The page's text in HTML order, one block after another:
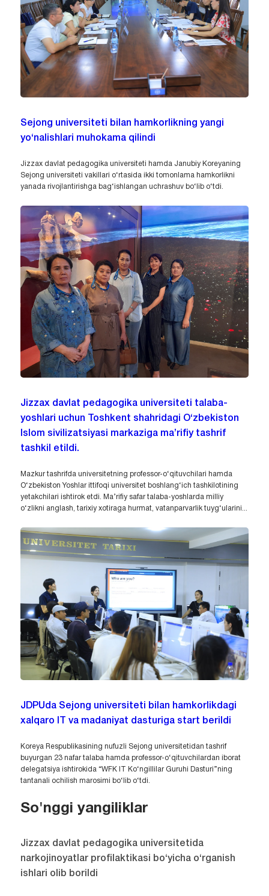
Sejong universiteti bilan hamkorlikning yangi
yo‘nalishlari muhokama qilindi
Jizzax davlat pedagogika universiteti hamda Janubiy Koreyaning
Sejong universiteti vakillari o‘rtasida ikki tomonlama hamkorlikni
yanada rivojlantirishga bag‘ishlangan uchrashuv bo‘lib o‘tdi.
Jizzax davlat pedagogika universiteti talaba-
yoshlari uchun Toshkent shahridagi O‘zbekiston
Islom sivilizatsiyasi markaziga ma’rifiy tashrif
tashkil etildi.
Mazkur tashrifda universitetning professor-o‘qituvchilari hamda
O‘zbekiston Yoshlar ittifoqi universitet boshlang‘ich tashkilotining
yetakchilari ishtirok etdi. Ma’rifiy safar talaba-yoshlarda milliy
o‘zlikni anglash, tarixiy xotiraga hurmat, vatanparvarlik tuyg‘ularini...
JDPUda Sejong universiteti bilan hamkorlikdagi
xalqaro IT va madaniyat dasturiga start berildi
Koreya Respublikasining nufuzli Sejong universitetidan tashrif
buyurgan 23 nafar talaba hamda professor-o‘qituvchilardan iborat
delegatsiya ishtirokida “WFK IT Ko‘ngillilar Guruhi Dasturi”ning
tantanali ochilish marosimi bo‘lib o‘tdi.
So'nggi yangiliklar
Jizzax davlat pedagogika universitetida
narkojinoyatlar profilaktikasi bo‘yicha o‘rganish
ishlari olib borildi